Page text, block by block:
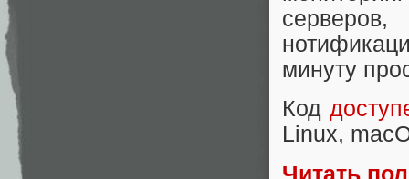
минуту
Код
Linux,
Читать